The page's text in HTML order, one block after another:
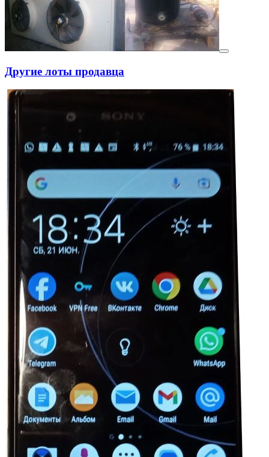
Другие лоты продавца